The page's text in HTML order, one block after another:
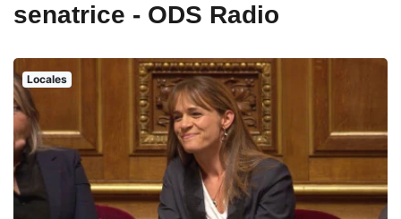
senatrice - ODS Radio
Locales